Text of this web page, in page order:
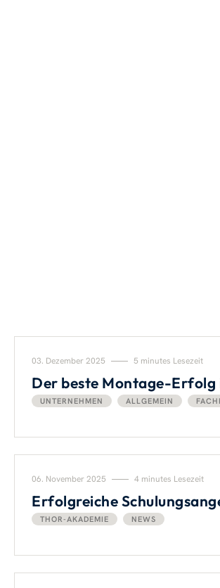
03. Dezember 2025 5 minutes Lesezeit
Der beste Montage-Erfolg
UNTERNEHMEN ALLGEMEIN
06. November 2025 4 minutes Lesezeit
Erfolgreiche
THOR-AKADEMIE NEWS